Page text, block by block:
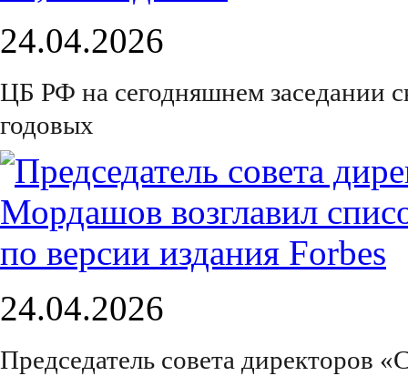
24.04.2026
ЦБ РФ на сегодняшнем заседании
годовых
24.04.2026
Председатель совета директоров